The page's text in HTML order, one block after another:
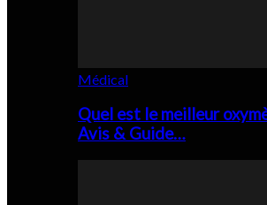
Médical
Quel est le meilleur
Avis & Guide…